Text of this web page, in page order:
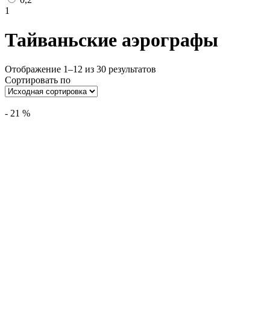
1
Тайваньские аэрографы
Отображение 1–12 из 30 результатов
Сортировать по
- 21 %